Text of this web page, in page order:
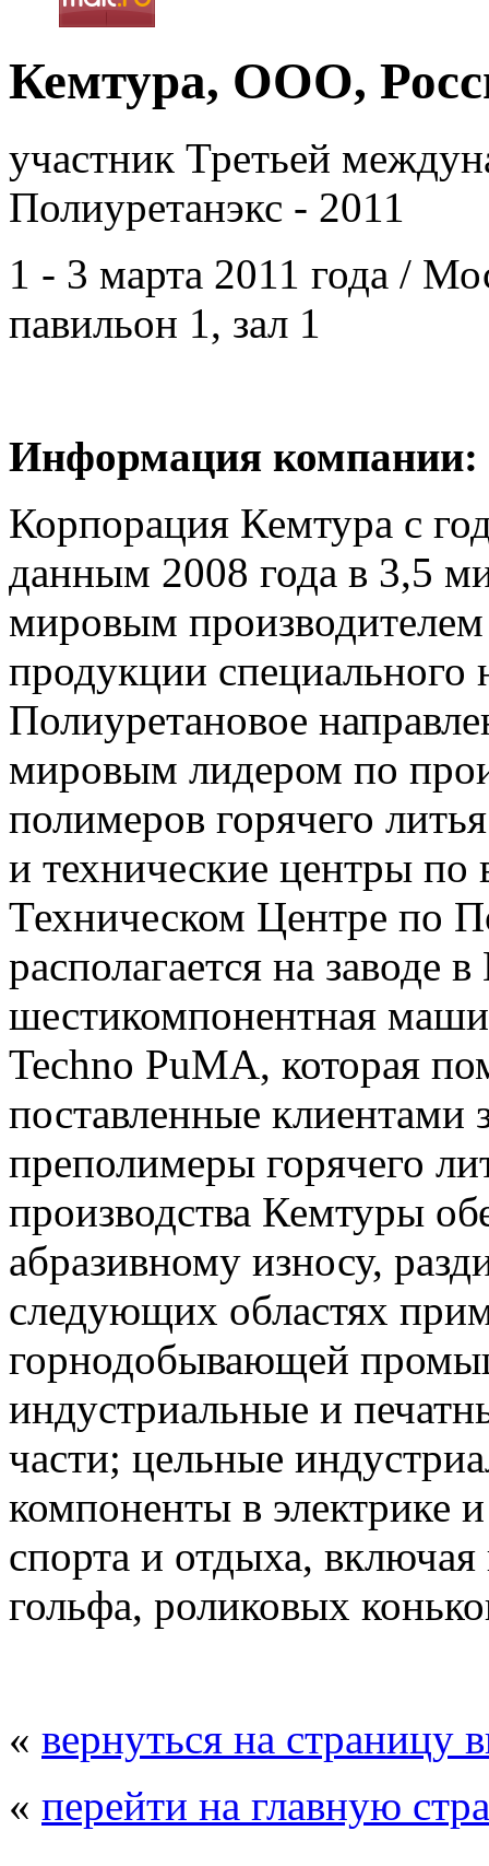
Кемтура, ООО,
участник Третьей
Полиуретанэкс - 2011
1 - 3 марта 2011 года /
павильон 1, зал 1
Информация компании:
Корпорация Кемтура с
данным 2008 года в 3,5
мировым
продукции специального
Полиуретановое
мировым лидером по
полимеров горячего
и технические центры
Техническом Центре по
располагается на заводе
шестикомпонентная
Techno PuMA, которая
поставленные клиентами
преполимеры горячего
производства Кемтуры
абразивному износу,
следующих областях
горнодобывающей
индустриальные и
части; цельные
компоненты в электрике
спорта и отдыха,
гольфа, роликовых
« вернуться на страницу
« перейти на главную